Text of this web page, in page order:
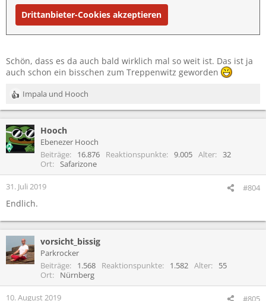
Drittanbieter-Cookies akzeptieren
Schön, dass es da auch bald wirklich mal so weit ist. Das ist ja
auch schon ein bisschen zum Treppenwitz geworden
R
e
k
t
i
n
e
:
Impala und Hooch
Hooch
Ebenezer Hooch
Beiträge
16.876 Reaktionspunkte 9.005 Alter
32
Ort
Safarizone
31. Juli 2019 #804
Endlich.
vorsicht_bissig
Parkrocker
Beiträge
1.568 Reaktionspunkte 1.582 Alter
55
Ort
Nürnberg
10. August 2019 #805